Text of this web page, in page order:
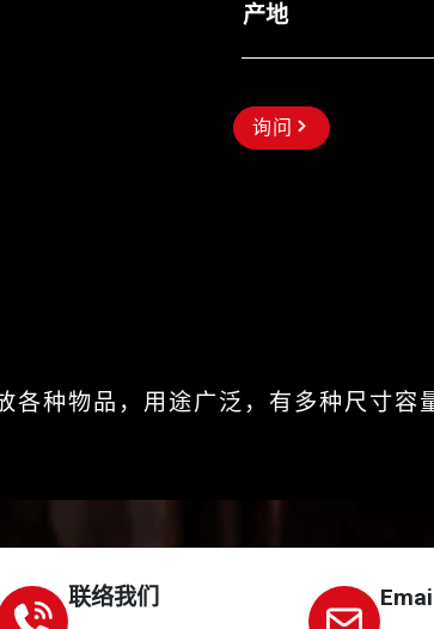
产地
询问
各种物品，用途广泛，有多种尺寸容
联络我们